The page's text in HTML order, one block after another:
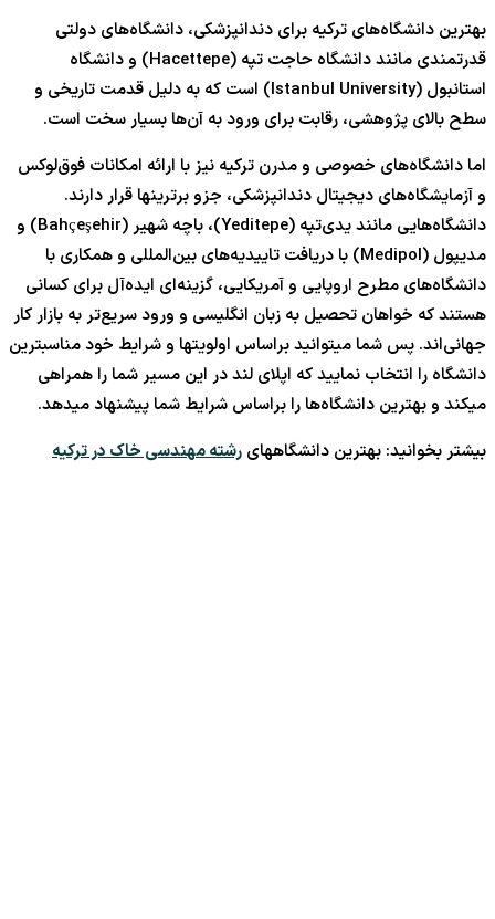
بهترین دانشگاه‌های ترکیه برای دندانپزشکی، دانشگاه‌های دولتی
قدرتمندی مانند دانشگاه حاجت تپه (Hacettepe) و دانشگاه
استانبول (Istanbul University) است که به دلیل قدمت تاریخی و
سطح بالای پژوهشی، رقابت برای ورود به آن‌ها بسیار سخت است.
اما دانشگاه‌های خصوصی و مدرن ترکیه نیز با ارائه امکانات فوق‌لوکس
و آزمایشگاه‌های دیجیتال دندانپزشکی، جزو برترینها قرار دارند.
دانشگاه‌هایی مانند یدی‌تپه (Yeditepe)، باچه شهیر (Bahçeşehir) و
مدیپول (Medipol) با دریافت تاییدیه‌های بین‌المللی و همکاری با
دانشگاه‌های مطرح اروپایی و آمریکایی، گزینه‌ای ایده‌آل برای کسانی
هستند که خواهان تحصیل به زبان انگلیسی و ورود سریع‌تر به بازار کار
جهانی‌اند. پس شما میتوانید براساس اولویتها و شرایط خود مناسبترین
دانشگاه را انتخاب نمایید که اپلای لند در این مسیر شما را همراهی
میکند و بهترین دانشگاه‌ها را براساس شرایط شما پیشنهاد میدهد.
بیشتر بخوانید: بهترین دانشگاههای رشته مهندسی خاک در ترکیه